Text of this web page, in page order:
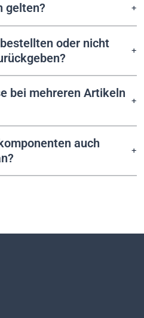
gelten?
oder nicht
bei mehreren Artikeln
auch